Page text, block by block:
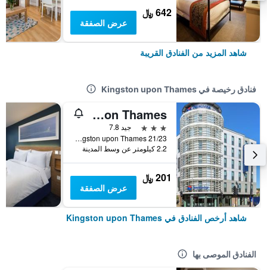
642 ﷼
عرض الصفقة
شاهد المزيد من الفنادق القريبة
فنادق رخيصة في Kingston upon Thames
Travelodge London Kingston Upon Thames
3 نجوم
جيد 7.8
21/23 Old London Road, Kingston upon Thames, المملكة المتحدة
2.2 كيلومتر عن وسط المدينة
201 ﷼
عرض الصفقة
شاهد أرخص الفنادق في Kingston upon Thames
الفنادق الموصى بها